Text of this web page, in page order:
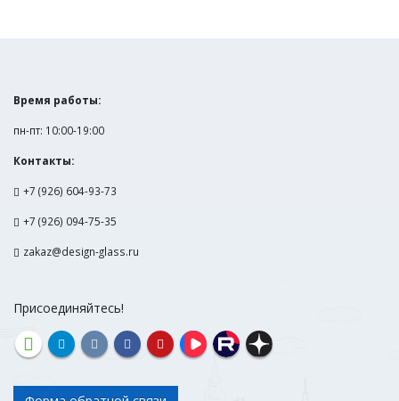
Время работы:
пн-пт: 10:00-19:00
Контакты:
+7 (926) 604-93-73
+7 (926) 094-75-35
zakaz@design-glass.ru
Присоединяйтесь!